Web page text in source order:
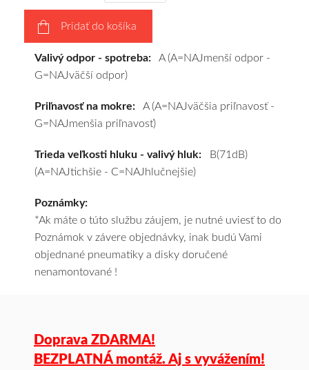
a
pošleme
zadarmo.
Pridať do košíka
Valivý odpor - spotreba: A (A=NAJmenší odpor -
G=NAJväčší odpor)
Priľnavosť na mokre: A (A=NAJväčšia priľnavosť -
G=NAJmenšia priľnavosť)
Trieda veľkosti hluku - valivý hluk: B(71dB)
(A=NAJtichšie - C=NAJhlučnejšie)
Poznámky:
*Ak máte o túto službu záujem, je nutné uviesť to do
Poznámok v závere objednávky, inak budú Vami
objednané pneumatiky a disky doručené
nenamontované !
Doprava ZDARMA!
BEZPLATNÁ montáž. Aj s vyvážením!